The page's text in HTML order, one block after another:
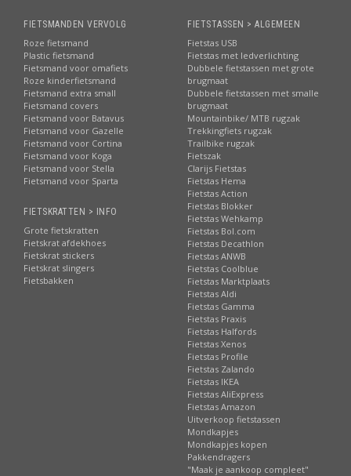
FIETSMANDEN VERVOLG
Roze fietsmand
Plastic fietsmand
Fietsmand voor omafiets
Roze kinderfietsmand
Fietsmand extra small
Fietsmand covers
Fietsmand voor Batavus
Fietsmand voor Gazelle
Fietsmand voor Cortina
Fietsmand voor Koga
Fietsmand voor Stella
Fietsmand voor Sparta
FIETSKRATTEN > INFO
Grote fietskratten
Fietskrat afdekhoes
Fietskrat stickers
Fietskrat slingers
Fietsbakken
FIETSTASSEN > ALGEMEEN
Fietstas USB
Fietstas met ledverlichting
Dubbele fietstassen met grote
brugmaat
Dubbele fietstassen met smalle
brugmaat
Mountainbike/ MTB rugzak
Trekkingfiets rugzak
Trailbike rugzak
Fietszak
Clarijs Fietstas
Fietstas Hema
Fietstas Action
Fietstas Blokker
Fietstas Wehkamp
Fietstas Bol.com
Fietstas Decathlon
Fietstas ANWB
Fietstas Coolblue
Fietstas Marktplaats
Fietstas Aldi
Fietstas Gamma
Fietstas Praxis
Fietstas Halfords
Fietstas Xenos
Fietstas Profile
Fietstas Zalando
Fietstas IKEA
Fietstas AliExpress
Fietstas Amazon
Uitverkoop fietstassen
Mondkapjes
Mondkapjes kopen
Pakkendragers
"Maak je aankoop compleet"